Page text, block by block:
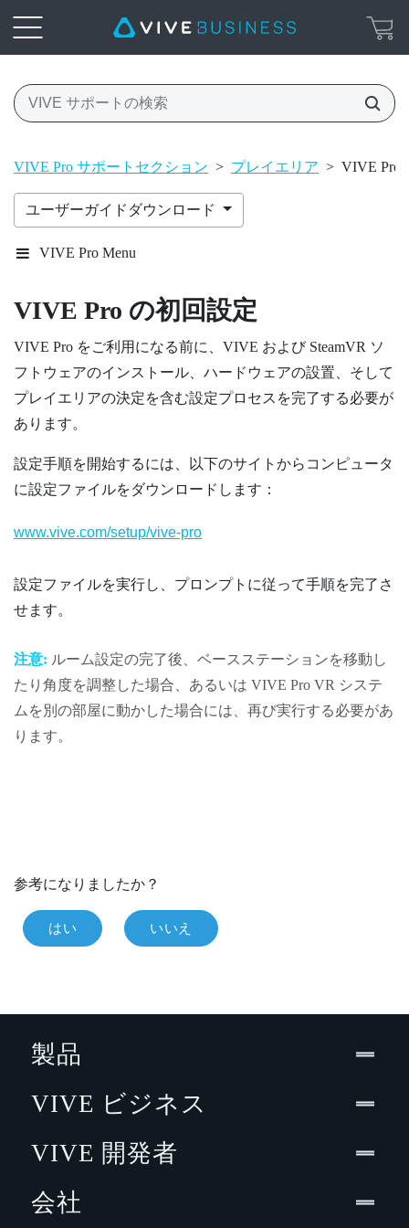
VIVE Pro サポートセクション > プレイエリア > VIVE Pro
ユーザーガイドダウンロード
VIVE Pro Menu
VIVE Pro の初回設定
VIVE Pro をご利用になる前に、 VIVE および SteamVR ソ
フトウェアのインストール、ハードウェアの設置、そして
プレイエリアの決定を含む設定プロセスを完了する必要が
あります。
設定手順を開始するには、以下のサイトからコンピュータ
に設定ファイルをダウンロードします：
www.vive.com/setup/vive-pro
設定ファイルを実行し、プロンプトに従って手順を完了さ
せます。
注意: ルーム設定の完了後、ベースステーションを移動し
たり角度を調整した場合、あるいは VIVE Pro VR システ
ムを別の部屋に動かした場合には、再び実行する必要があ
ります。
参考になりましたか？
はい いいえ
製品
VIVE ビジネス
VIVE 開発者
会社